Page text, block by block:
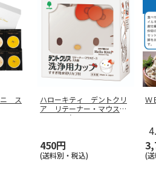
ニ ス
ハローキティ デントクリ
ア リテーナー・マウスピ
ース・入れ
450円
(送料別・税込)
Ｗ
(